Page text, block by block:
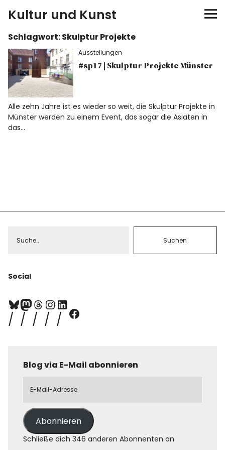
Kultur und Kunst
kultur & kunst
Ausstellungen
Spiele
Konzerte
Schlagwort:Skulptur Projekte
Ausstellungen
#sp17 | Skulptur Projekte Münster
Alle zehn Jahre ist es wieder so weit, die Skulptur Projekte in
Münster werden zu einem Event, das sogar die Asiaten in
das…
Social
Blog via E-Mail abonnieren
Abonnieren
Schließe dich 346 anderen Abonnenten an